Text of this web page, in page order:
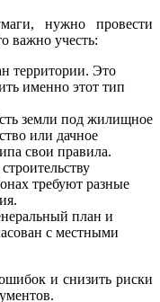
нужно провести
важно учесть:
территории. Это
именно этот тип
земли под жилищное
или дачное
свои правила.
требуют разные
план и
с местными
и снизить риски